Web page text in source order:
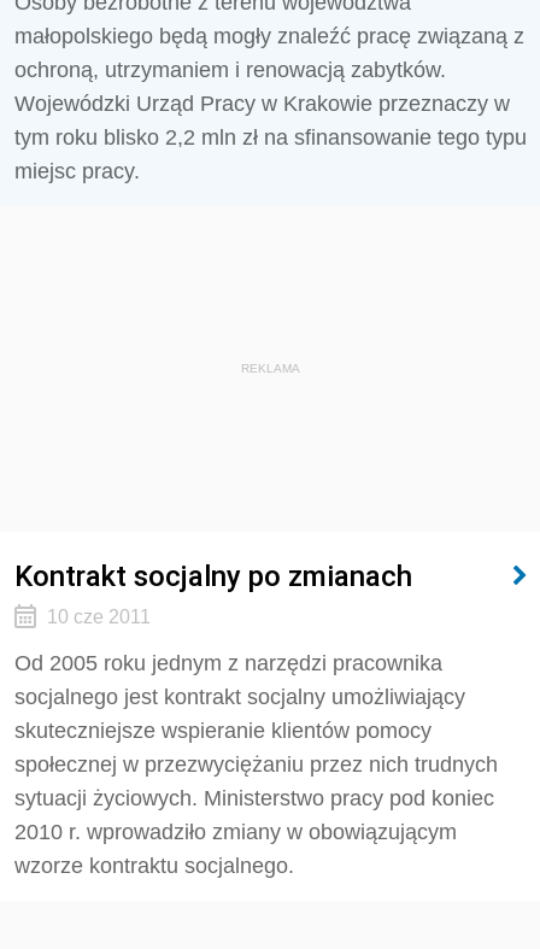
małopolskiego będą mogły znaleźć pracę związaną z
ochroną, utrzymaniem i renowacją zabytków.
Wojewódzki Urząd Pracy w Krakowie przeznaczy w
tym roku blisko 2,2 mln zł na sfinansowanie tego typu
miejsc pracy.
REKLAMA
Kontrakt socjalny po zmianach
10 cze 2011
Od 2005 roku jednym z narzędzi pracownika
socjalnego jest kontrakt socjalny umożliwiający
skuteczniejsze wspieranie klientów pomocy
społecznej w przezwyciężaniu przez nich trudnych
sytuacji życiowych. Ministerstwo pracy pod koniec
2010 r. wprowadziło zmiany w obowiązującym
wzorze kontraktu socjalnego.